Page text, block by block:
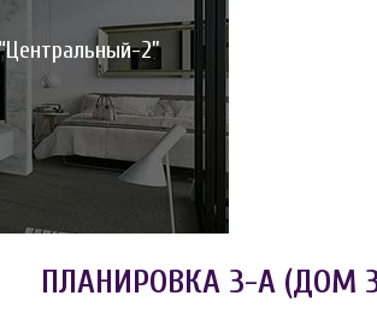
2”
ПЛАНИРОВКА 3-А (ДОМ